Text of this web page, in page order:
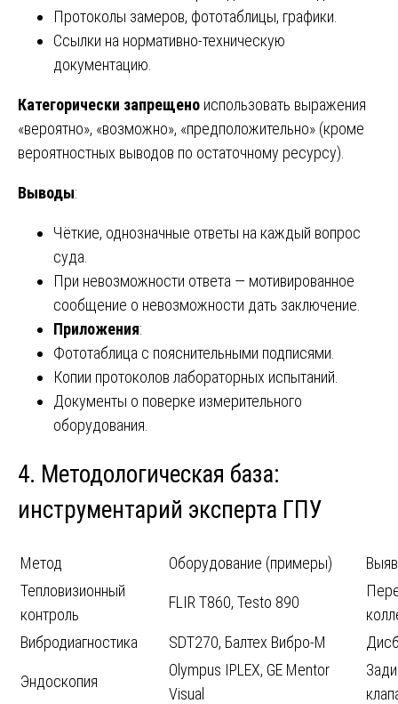
Протоколы замеров, фототаблицы, графики.
Ссылки на нормативно-техническую
документацию.
Категорически запрещено использовать выражения
«вероятно», «возможно», «предположительно» (кроме
вероятностных выводов по остаточному ресурсу).
Выводы:
Чёткие, однозначные ответы на каждый вопрос
суда.
При невозможности ответа — мотивированное
сообщение о невозможности дать заключение.
Приложения:
Фототаблица с пояснительными подписями.
Копии протоколов лабораторных испытаний.
Документы о поверке измерительного
оборудования.
4. Методологическая база:
инструментарий эксперта ГПУ
Метод Оборудование (примеры)
Тепловизионный
контроль
FLIR T860, Testo 890
Вибродиагностика
SDT270, Балтех Вибро-М
Эндоскопия
Olympus IPLEX, GE Mentor
Visual